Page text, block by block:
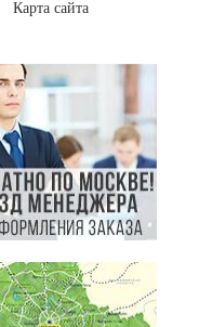
Карта сайта